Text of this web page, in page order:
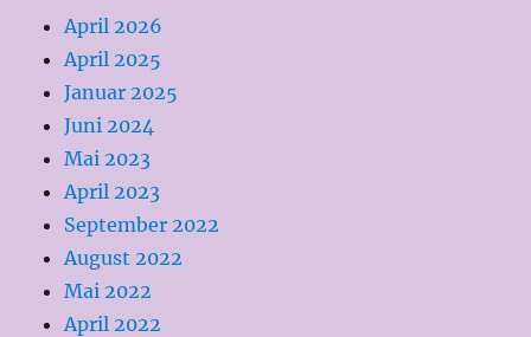
April 2026
April 2025
Januar 2025
Juni 2024
Mai 2023
April 2023
September 2022
August 2022
Mai 2022
April 2022